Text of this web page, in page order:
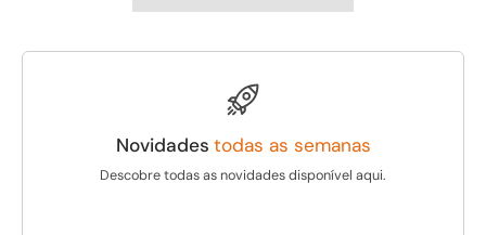
Novidades todas as semanas
Descobre todas as novidades disponível aqui.